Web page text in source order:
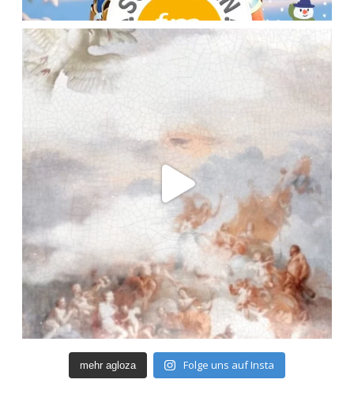
mehr agloza Folge uns auf Insta